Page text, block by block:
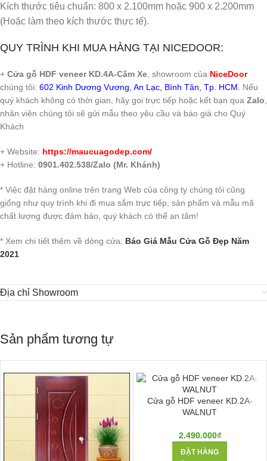
Kích thước tiêu chuẩn: 800 x 2.100mm hoặc 900 x 2.200mm
(Hoặc làm theo kích thước thực tế).
QUY TRÌNH KHI MUA HÀNG TẠI NICEDOOR:
+ Cửa gỗ HDF veneer KD.4A-Căm Xe , showroom của NiceDoor
chúng tôi: 602 Kinh Dương Vương, An Lạc, Bình Tân, Tp. HCM.
Nếu
quý khách không có thời gian, hãy gọi trực tiếp hoặc kết bạn qua Zalo
nhân viên chúng tôi sẽ gửi mẫu theo yêu cầu và báo giá cho Quý
Khách
+ Website: https://maucuagodep.com/
+ Hotline: 0901.402.538/Zalo (Mr. Khánh)
* Việc đặt hàng online trên trang Web của công ty chúng tôi cũng
giống như quy trình khi đi mua sắm trực tiếp, sản phẩm và mẫu mã
chất lượng được đảm bảo, quý khách có thể an tâm!
* Xem chi tiết thêm về dòng cửa: Báo Giá Mẫu Cửa Gỗ Đẹp Năm
2021
Địa chỉ Showroom
Sản phẩm tương tự
Cửa gỗ HDF veneer KD.2A-
WALNUT
2.490.000₫
ĐẶT HÀNG